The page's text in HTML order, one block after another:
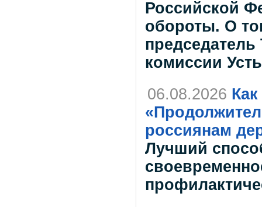
Российской
обороты. О
комиссии
06.08.2026
россиянам
Лучший